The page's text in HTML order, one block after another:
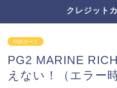
クレジット
ANAカード
PG2 MARINE
えない！（エラー